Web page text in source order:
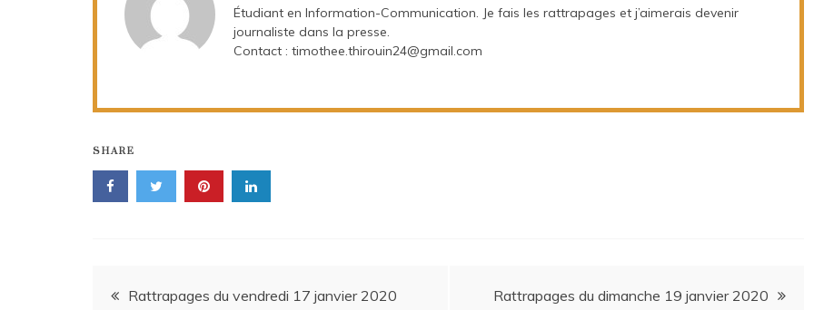
Étudiant en Information-Communication. Je fais les rattrapages et j’aimerais devenir
journaliste dans la presse.
Contact : timothee.thirouin24@gmail.com
SHARE
Navigation
Rattrapages du vendredi 17 janvier 2020 Rattrapages du dimanche 19 janvier 2020